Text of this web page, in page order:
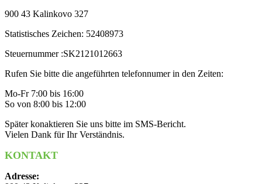
900 43 Kalinkovo 327
Statistisches Zeichen: 52408973
Steuernummer :SK2121012663
Rufen Sie bitte die angeführten telefonnumer in den Zeiten:
Mo-Fr 7:00 bis 16:00
So von 8:00 bis 12:00
Später konaktieren Sie uns bitte im SMS-Bericht.
Vielen Dank für Ihr Verständnis.
KONTAKT
Adresse: